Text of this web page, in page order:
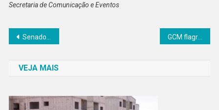
Secretaria de Comunicação e Eventos
Navegação
Post
Senador Canedo reforça ações preventivas para enfrentar o período chuvoso
VEJA MAIS